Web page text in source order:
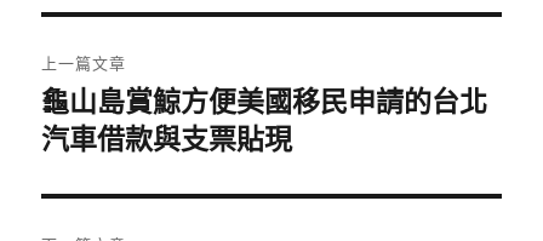
章
導
覽
上一篇文章
上
一
文
章:
龜山島賞鯨方便美國移民申請的台北
汽車借款與支票貼現